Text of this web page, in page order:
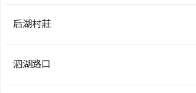
后湖村莊
泗湖路口